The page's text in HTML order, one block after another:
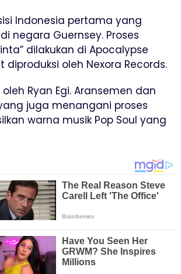
Indonesia pertama yang
negara Guernsey. Proses
dilakukan di Apocalypse
oleh Nexora Records.
Ryan Egi. Aransemen dan
juga menangani proses
warna musik Pop Soul yang